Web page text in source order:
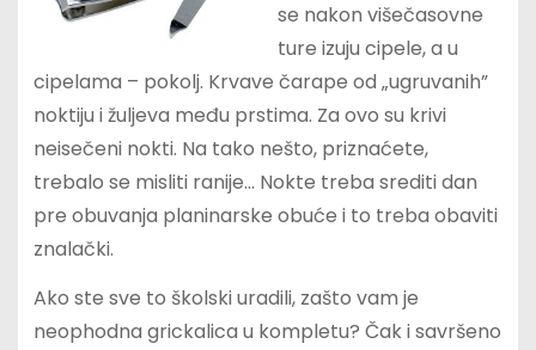
se nakon višečasovne
ture izuju cipele, a u
cipelama – pokolj. Krvave čarape od „ugruvanih”
noktiju i žuljeva među prstima. Za ovo su krivi
neisečeni nokti. Na tako nešto, priznaćete,
trebalo se misliti ranije… Nokte treba srediti dan
pre obuvanja planinarske obuće i to treba obaviti
znalački.
Ako ste sve to školski uradili, zašto vam je
neophodna grickalica u kompletu? Čak i savršeno